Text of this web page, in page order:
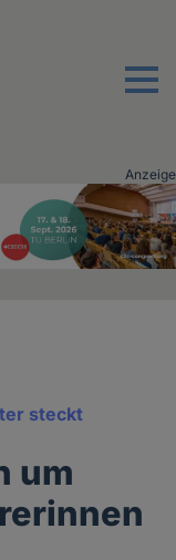
Menu
Anzeige
steckt
um